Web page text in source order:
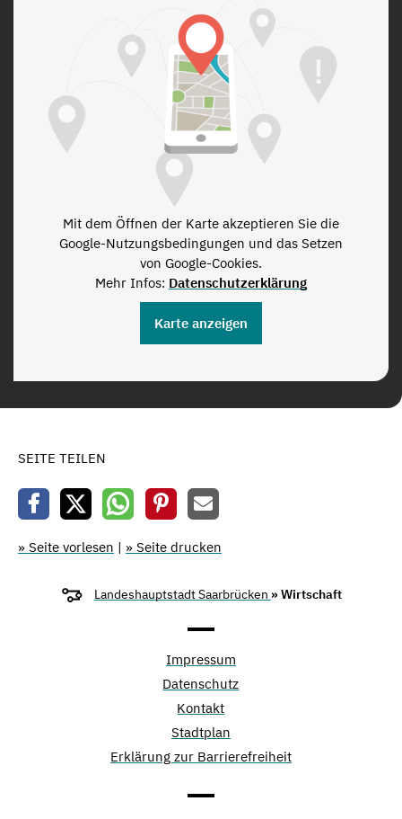
Mit dem Öffnen der Karte akzeptieren Sie die
Google-Nutzungsbedingungen und das Setzen
von Google-Cookies.
Mehr Infos: Datenschutzerklärung
Karte anzeigen
SEITE TEILEN
» Seite vorlesen | » Seite drucken
Landeshauptstadt Saarbrücken » Wirtschaft
Impressum
Datenschutz
Kontakt
Stadtplan
Erklärung zur Barrierefreiheit